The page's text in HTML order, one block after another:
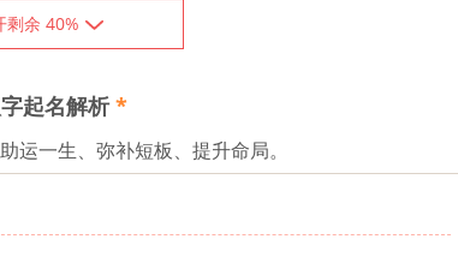
常奔走四方，四十后才会稳定下来，想了解的请观看视频！
剩余 40%
起名解析*
运一生、弥补短板、提升命局。